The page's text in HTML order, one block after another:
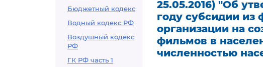
Бюджетный кодекс
Водный кодекс РФ
Воздушный кодекс
РФ
ГК РФ часть 1
25.05.2016) "Об
году субсидии
организации на
фильмов в
численностью